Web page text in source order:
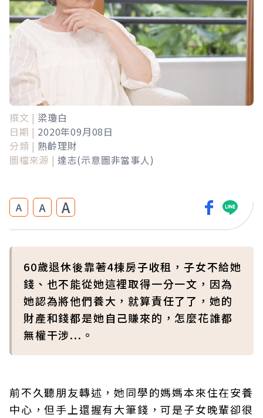
撰文 | 梁瓊白
日期 | 2020年09月08日
分類 | 熟齡理財
圖檔來源 | 達志(示意圖非當事人)
A A A
60歲退休後靠著4棟房子收租，子女不給她
錢、也不能從她這裡取得一分一文，因為
她認為將他們養大，就算責任了了，她的
財產和錢都是她自己賺來的，怎麼花誰都
無權干涉...。
前不久聽朋友轉述，她同學的媽媽本來住在安養
中心，但手上還握有大筆錢，可是子女晚輩卻很